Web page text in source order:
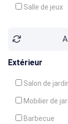
Salle de jeux
Balcon /
Extérieur
Salon de
Mobilier de
Barbecue